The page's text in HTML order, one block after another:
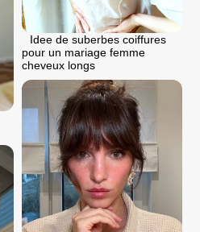
Idee de suberbes coiffures
pour un mariage femme
cheveux longs